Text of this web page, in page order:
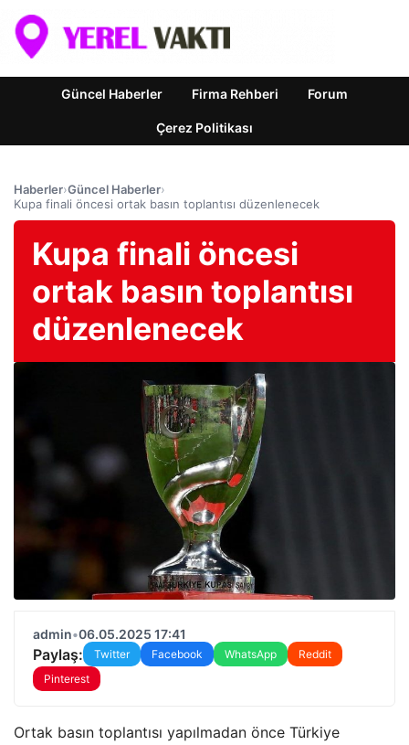
Güncel Haberler Firma Rehberi Forum
Çerez Politikası
Haberler›Güncel Haberler›
Kupa finali öncesi ortak basın toplantısı düzenlenecek
Kupa finali öncesi
ortak basın toplantısı
düzenlenecek
admin•06.05.2025 17:41
Paylaş: Twitter Facebook WhatsApp
Reddit
Pinterest
Ortak basın toplantısı yapılmadan önce Türkiye